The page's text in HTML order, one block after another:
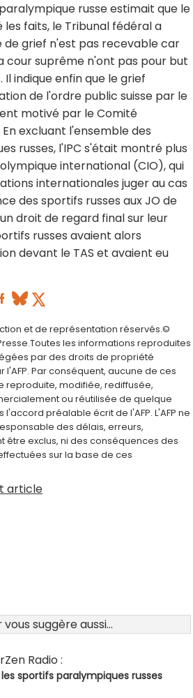
russe estimait que le
les faits, le Tribunal fédéral a
de grief n'est pas recevable car
cour suprême n'ont pas pour but
indique enfin que le grief
de l'ordre public suisse par le
motivé par le Comité
excluant l'ensemble des
russes, l'IPC s'était montré plus
international (CIO), qui
internationales juger au cas
des sportifs russes aux JO de
droit de regard final sur leur
russes avaient alors
devant le TAS et avaient eu
et de représentation réservés.©
les informations reproduites
par des droits de propriété
Par conséquent, aucune de ces
reproduite, modifiée, rediffusée,
ou réutilisée de quelque
préalable écrit de l'AFP. L'AFP ne
des délais, erreurs,
être exclus, ni des conséquences des
sur la base de ces
article
suggère aussi...
Radio :
sportifs paralympiques russes